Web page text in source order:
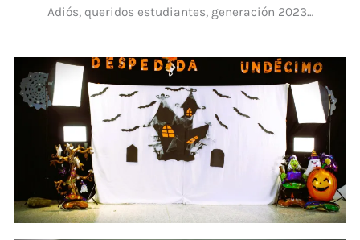
Adiós, queridos estudiantes, generación 2023…